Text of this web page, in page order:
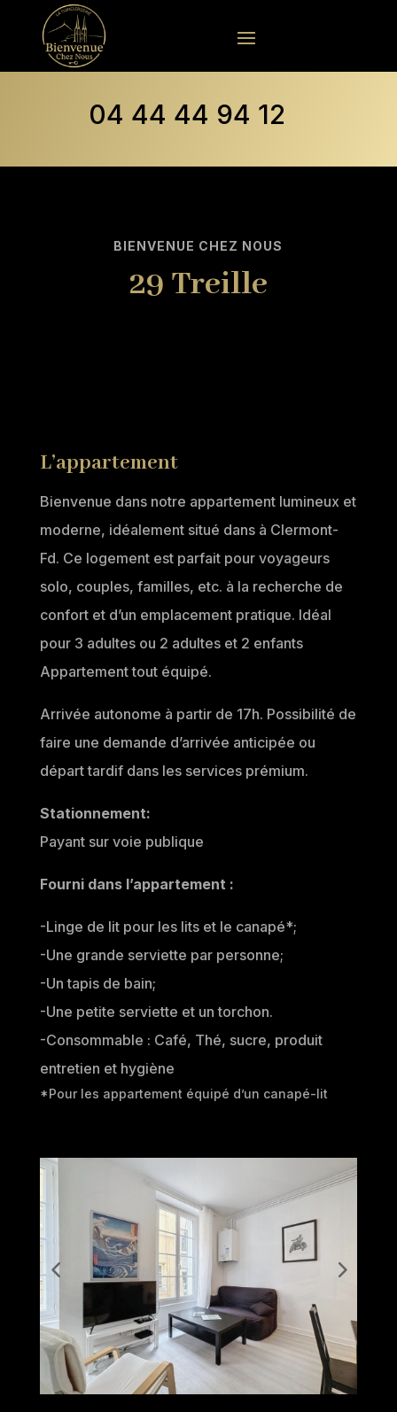
04 44 44 94 12
BIENVENUE CHEZ NOUS
29 Treille
L’appartement
Bienvenue dans notre appartement lumineux et
moderne, idéalement situé dans à Clermont-
Fd. Ce logement est parfait pour voyageurs
solo, couples, familles, etc. à la recherche de
confort et d’un emplacement pratique. Idéal
pour 3 adultes ou 2 adultes et 2 enfants
Appartement tout équipé.
Arrivée autonome à partir de 17h. Possibilité de
faire une demande d’arrivée anticipée ou
départ tardif dans les services prémium.
Stationnement:
Payant sur voie publique
Fourni dans l’appartement :
-Linge de lit pour les lits et le canapé*;
-Une grande serviette par personne;
-Un tapis de bain;
-Une petite serviette et un torchon.
-Consommable : Café, Thé, sucre, produit
entretien et hygiène
*Pour les appartement équipé d’un canapé-lit